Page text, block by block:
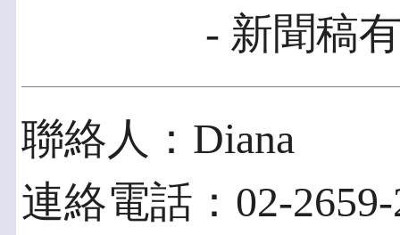
- 新聞稿
聯絡人：Diana
連絡電話：02-2659-